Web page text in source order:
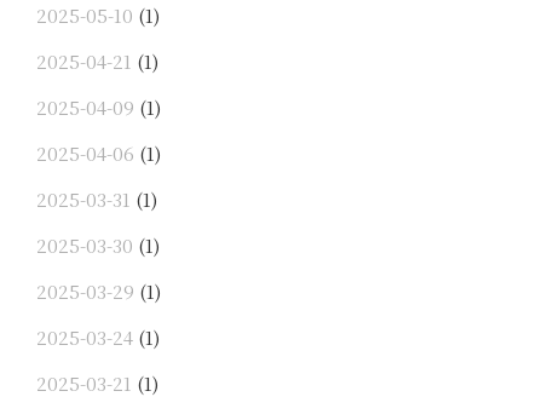
2025-05-10 (1)
2025-04-21 (1)
2025-04-09 (1)
2025-04-06 (1)
2025-03-31 (1)
2025-03-30 (1)
2025-03-29 (1)
2025-03-24 (1)
2025-03-21 (1)